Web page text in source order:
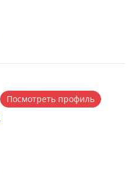
Посмотреть профиль